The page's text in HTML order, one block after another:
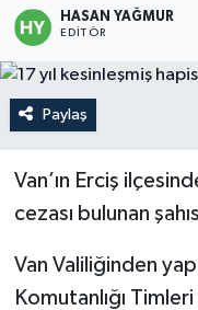
HASAN YAĞMUR
EDITÖR
Paylaş
Van’ın Erciş
cezası bulunan
Van Valiliğinden
Komutanlığı
Kültür & Sanat
Magazin
Politika
Sağlık
Teknoloji
Son Dakika
Haber Arşivi